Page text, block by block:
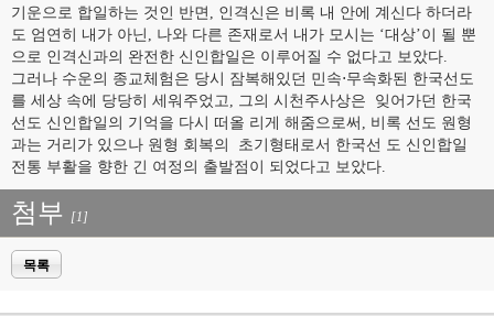
기운으로 합일하는 것인 반면, 인격신은 비록 내 안에 계신다 하더라
도 엄연히 내가 아닌, 나와 다른 존재로서 내가 모시는 ‘대상’이 될 뿐
으로 인격신과의 완전한 신인합일은 이루어질 수 없다고 보았다.
그러나 수운의 종교체험은 당시 잠복해있던 민속⋅무속화된 한국선도
를 세상 속에 당당히 세워주었고, 그의 시천주사상은 잊어가던 한국
선도 신인합일의 기억을 다시 떠올 리게 해줌으로써, 비록 선도 원형
과는 거리가 있으나 원형 회복의 초기형태로서 한국선 도 신인합일
전통 부활을 향한 긴 여정의 출발점이 되었다고 보았다.
첨부 [1]
목록